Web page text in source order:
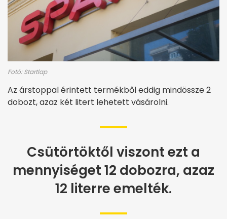
Fotó: Startlap
Az árstoppal érintett termékből eddig mindössze 2
dobozt, azaz két litert lehetett vásárolni.
Csütörtöktől viszont ezt a
mennyiséget 12 dobozra, azaz
12 literre emelték.